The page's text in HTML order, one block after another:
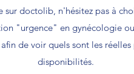
sur doctolib, n'hésitez pas à
"urgence" en gynécologie
afin de voir quels sont les
disponibilités.